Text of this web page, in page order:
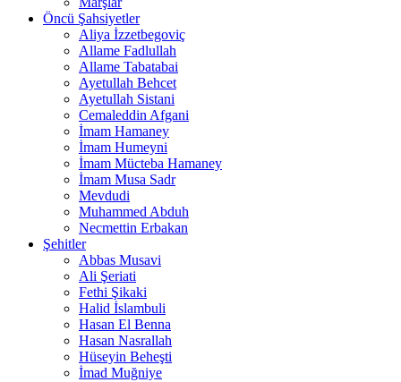
Öncü Şahsiyetler
Aliya İzzetbegoviç
Allame Fadlullah
Allame Tabatabai
Ayetullah Behcet
Ayetullah Sistani
Cemaleddin Afgani
İmam Hamaney
İmam Humeyni
İmam Mücteba Hamaney
İmam Musa Sadr
Mevdudi
Muhammed Abduh
Necmettin Erbakan
Şehitler
Abbas Musavi
Ali Şeriati
Fethi Şikaki
Halid İslambuli
Hasan El Benna
Hasan Nasrallah
Hüseyin Beheşti
İmad Muğniye